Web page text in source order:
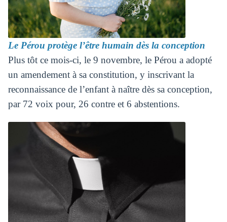
Le Pérou protège l’être humain dès la conception
Plus tôt ce mois-ci, le 9 novembre, le Pérou a adopté
un amendement à sa constitution, y inscrivant la
reconnaissance de l’enfant à naître dès sa conception,
par 72 voix pour, 26 contre et 6 abstentions.